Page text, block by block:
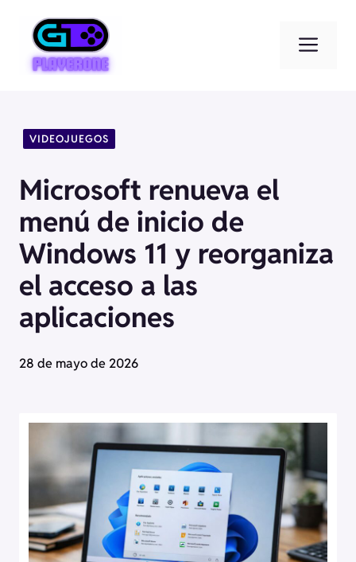
contenido
VIDEOJUEGOS
Microsoft renueva el
menú de inicio de
Windows 11 y reorganiza
el acceso a las
aplicaciones
28 de mayo de 2026